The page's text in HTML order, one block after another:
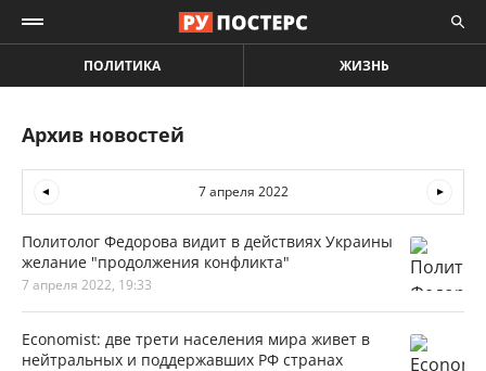
ПОЛИТИКА ЖИЗНЬ
Архив новостей
7 апреля 2022
Политолог Федорова видит в действиях Украины
желание "продолжения конфликта"
7 апреля 2022, 19:33
Economist: две трети населения мира живет в
нейтральных и поддержавших РФ странах